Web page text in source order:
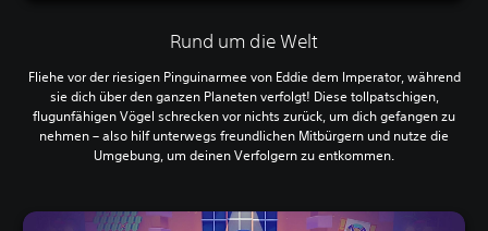
Rund um die Welt
Fliehe vor der riesigen Pinguinarmee von Eddie dem Imperator, während
sie dich über den ganzen Planeten verfolgt! Diese tollpatschigen,
flugunfähigen Vögel schrecken vor nichts zurück, um dich gefangen zu
nehmen – also hilf unterwegs freundlichen Mitbürgern und nutze die
Umgebung, um deinen Verfolgern zu entkommen.